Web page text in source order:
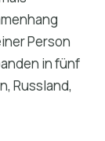
Person
in fünf
Russland,